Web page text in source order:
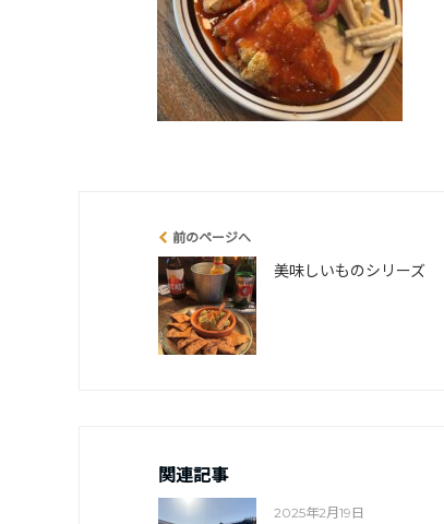
前のページへ
美味しいものシリーズ
関連記事
2025年2月19日